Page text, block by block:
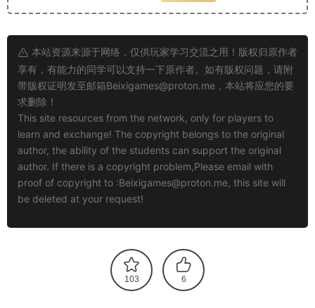
本站资源来源于网络，仅供玩家学习交流之用！版权归原作者
享有，有能力的同学可以支持一下原作者。如有版权问题，请附
带版权证明发至邮箱Beixigames@proton.me ，本站将应您的要
求删除！
This site resources from the network, only for players to
learn and exchange! The copyright belongs to the original
author, the ability of the students can support the original
author. If there is a copyright problem,Please email with
proof of copyright to :Beixigames@proton.me, this site will
be deleted at your request!
103 6